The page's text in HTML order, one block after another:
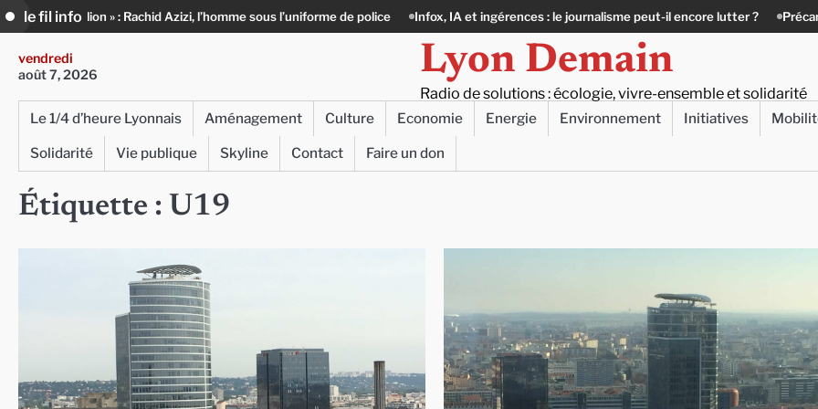
Skip
to
content
le fil info
» : Rachid Azizi, l’homme sous l’uniforme de police Infox, IA et ingérences : le journalisme peut-il encore lutter ? Précarité,
vendredi
août 7, 2026
Lyon Demain
Radio de solutions : écologie, vivre-ensemble et solidarité
Le 1/4 d’heure Lyonnais Aménagement Culture Economie Energie Environnement Initiatives
Solidarité
Vie publique Skyline Contact Faire un don
Étiquette : U19